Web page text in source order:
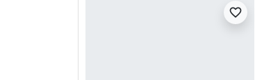
favorite_border